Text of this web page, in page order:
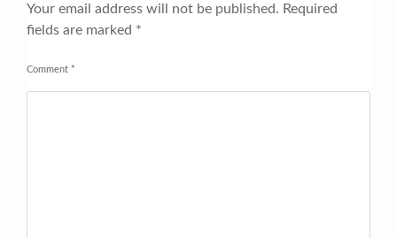
Your email address will not be published. Required
fields are marked *
Comment *